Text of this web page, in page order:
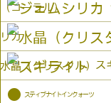
（コーラル）
リカ
水晶（クリスタル） ス
● スティブナイトインクォーツ